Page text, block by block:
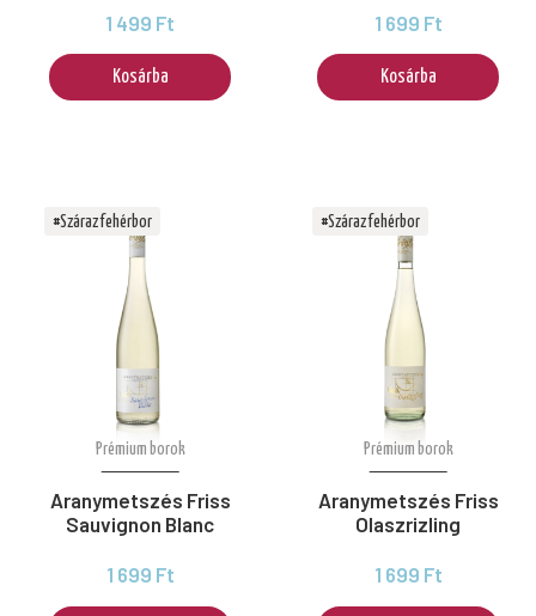
1 499 Ft
Kosárba
1 699 Ft
Kosárba
Prémium borok
Aranymetszés Friss
Sauvignon Blanc
1 699 Ft
#Száraz fehérbor
Prémium borok
Aranymetszés Friss
Olaszrizling
1 699 Ft
#Száraz fehérbor